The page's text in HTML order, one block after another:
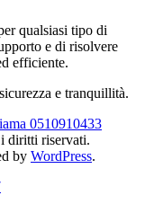
qualsiasi tipo di
e di risolvere
efficiente.
e tranquillità.
0510910433
diritti riservati.
by WordPress.